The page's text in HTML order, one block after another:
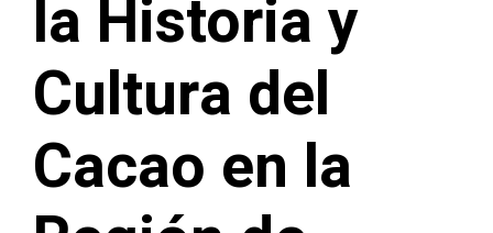
la Historia y
Cultura del
Cacao en la